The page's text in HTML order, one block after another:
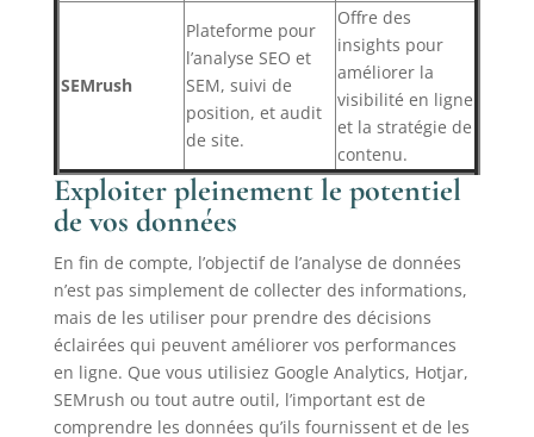
SEMrush
Plateforme pour
l’analyse SEO et
SEM, suivi de
position, et audit
de site.
Offre des
insights pour
améliorer la
visibilité en ligne
et la stratégie de
contenu.
Exploiter pleinement le potentiel
de vos données
En fin de compte, l’objectif de l’analyse de données
n’est pas simplement de collecter des informations,
mais de les utiliser pour prendre des décisions
éclairées qui peuvent améliorer vos performances
en ligne. Que vous utilisiez Google Analytics, Hotjar,
SEMrush ou tout autre outil, l’important est de
comprendre les données qu’ils fournissent et de les